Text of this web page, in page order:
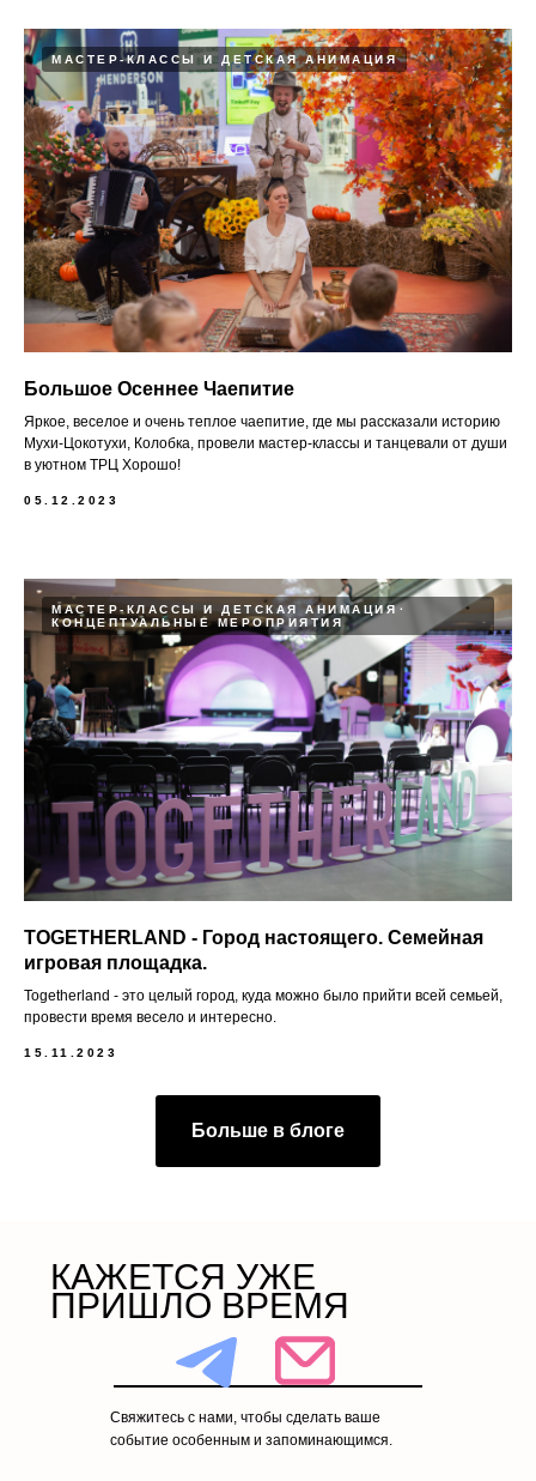
МАСТЕР-КЛАССЫ И ДЕТСКАЯ АНИМАЦИЯ
Большое Осеннее Чаепитие
Яркое, веселое и очень теплое чаепитие, где мы рассказали историю
Мухи-Цокотухи, Колобка, провели мастер-классы и танцевали от души
в уютном ТРЦ Хорошо!
05.12.2023
МАСТЕР-КЛАССЫ И ДЕТСКАЯ АНИМАЦИЯ
КОНЦЕПТУАЛЬНЫЕ МЕРОПРИЯТИЯ
TOGETHERLAND - Город настоящего. Семейная
игровая площадка.
Togetherland - это целый город, куда можно было прийти всей семьей,
провести время весело и интересно.
15.11.2023
Больше в блоге
КАЖЕТСЯ УЖЕ
ПРИШЛО ВРЕМЯ
Свяжитесь с нами, чтобы сделать ваше
событие особенным и запоминающимся.